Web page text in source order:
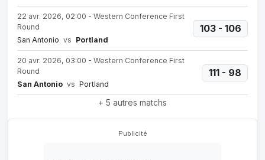
22 avr. 2026, 02:00 - Western Conference First
Round
San Antonio vs Portland
103 - 106
20 avr. 2026, 03:00 - Western Conference First
Round
San Antonio vs Portland
111 - 98
+ 5 autres matchs
Publicité